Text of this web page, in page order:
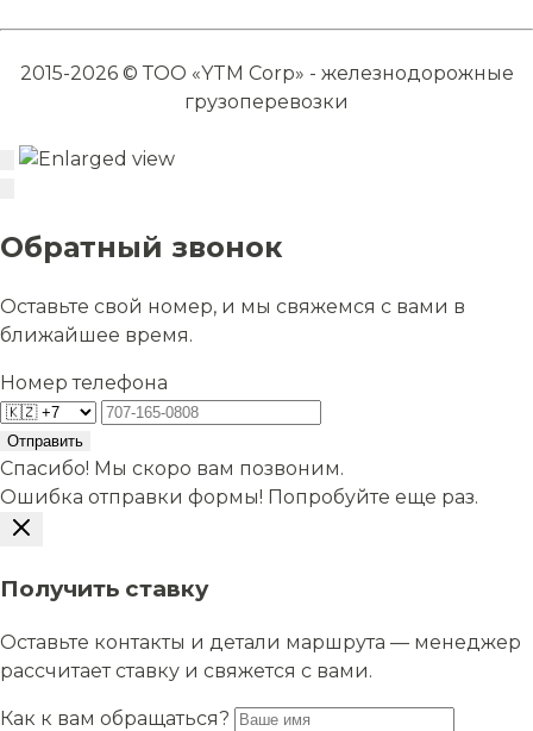
2015-2026 © ТОО «YTM Corp» - железнодорожные
грузоперевозки
Обратный звонок
Оставьте свой номер, и мы свяжемся с вами в
ближайшее время.
Номер телефона
Отправить
Спасибо! Мы скоро вам позвоним.
Ошибка отправки формы! Попробуйте еще раз.
Получить ставку
Оставьте контакты и детали маршрута — менеджер
рассчитает ставку и свяжется с вами.
Как к вам обращаться?